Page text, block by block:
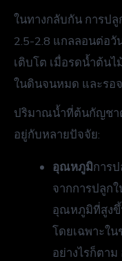
ในทางกลับกัน การป
2.5-2.8 แกลลอนต่อ
เติบโต เมื่อรดน้ำต้นไ
ในดินจนหมด และรอ
ปริมาณน้ำที่ต้นกัญชา
อยู่กับหลายปัจจัย:
อุณหภูมิการ
จากการปลูก
อุณหภูมิที่สูงขึ้
โดยเฉพาะใ
อย่างไรก็ตา